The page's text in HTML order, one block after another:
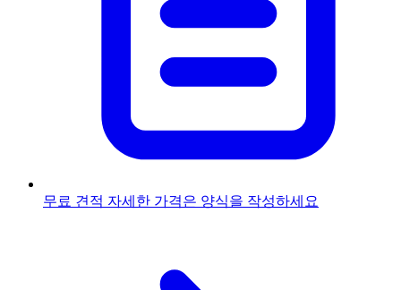
무료 견적 자세한 가격은 양식을 작성하세요